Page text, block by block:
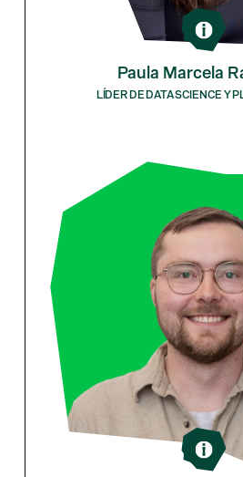
Paula Marcela
LÍDER DE DATA SCIENCE Y